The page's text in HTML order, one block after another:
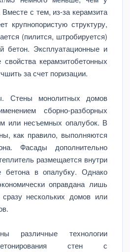
Вместе с тем, из-за керамзита
крупнопористую структуру,
(пилится, штробируется)
бетон. Эксплуатационные и
керамзитобетонных
за счет поризации.
Стены монолитных домов
сборно-разборных
или несъемных опалубок. В
как правило, выполняются
Фасады дополнительно
размещается внутри
бетона в опалубку. Однако
оправдана лишь
сразу нескольких домов или
различные технологии
стен с